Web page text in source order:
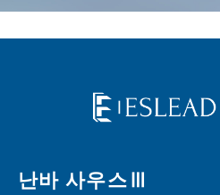
난바 사우스Ⅲ